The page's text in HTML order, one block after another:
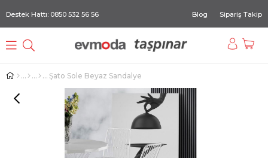
Destek Hattı: 0850 532 56 56 Blog Sipariş Takip
Şato Sole Beyaz Sandalye